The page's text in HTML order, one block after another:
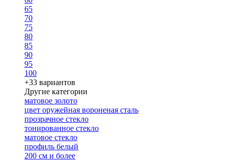
65
70
75
80
85
90
95
100
+33 вариантов
Другие категории
матовое золото
цвет оружейная вороненая сталь
прозрачное стекло
тонированное стекло
матовое стекло
профиль белый
200 см и более